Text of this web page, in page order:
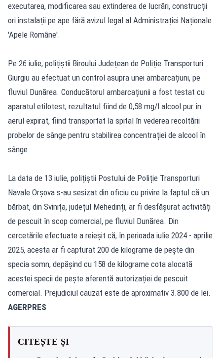
executarea, modificarea sau extinderea de lucrări, construcții
ori instalații pe ape fără avizul legal al Administrației Naționale
'Apele Române'.
Pe 26 iulie, polițiștii Biroului Județean de Poliție Transporturi
Giurgiu au efectuat un control asupra unei ambarcațiuni, pe
fluviul Dunărea. Conducătorul ambarcațiunii a fost testat cu
aparatul etilotest, rezultatul fiind de 0,58 mg/l alcool pur în
aerul expirat, fiind transportat la spital în vederea recoltării
probelor de sânge pentru stabilirea concentrației de alcool în
sânge.
La data de 13 iulie, polițiștii Postului de Poliție Transporturi
Navale Orșova s-au sesizat din oficiu cu privire la faptul că un
bărbat, din Svinița, județul Mehedinți, ar fi desfășurat activități
de pescuit în scop comercial, pe fluviul Dunărea. Din
cercetările efectuate a reieșit că, în perioada iulie 2024 - aprilie
2025, acesta ar fi capturat 200 de kilograme de pește din
specia somn, depășind cu 158 de kilograme cota alocată
acestei specii de pește aferentă autorizației de pescuit
comercial. Prejudiciul cauzat este de aproximativ 3.800 de lei.
AGERPRES
CITEȘTE ȘI